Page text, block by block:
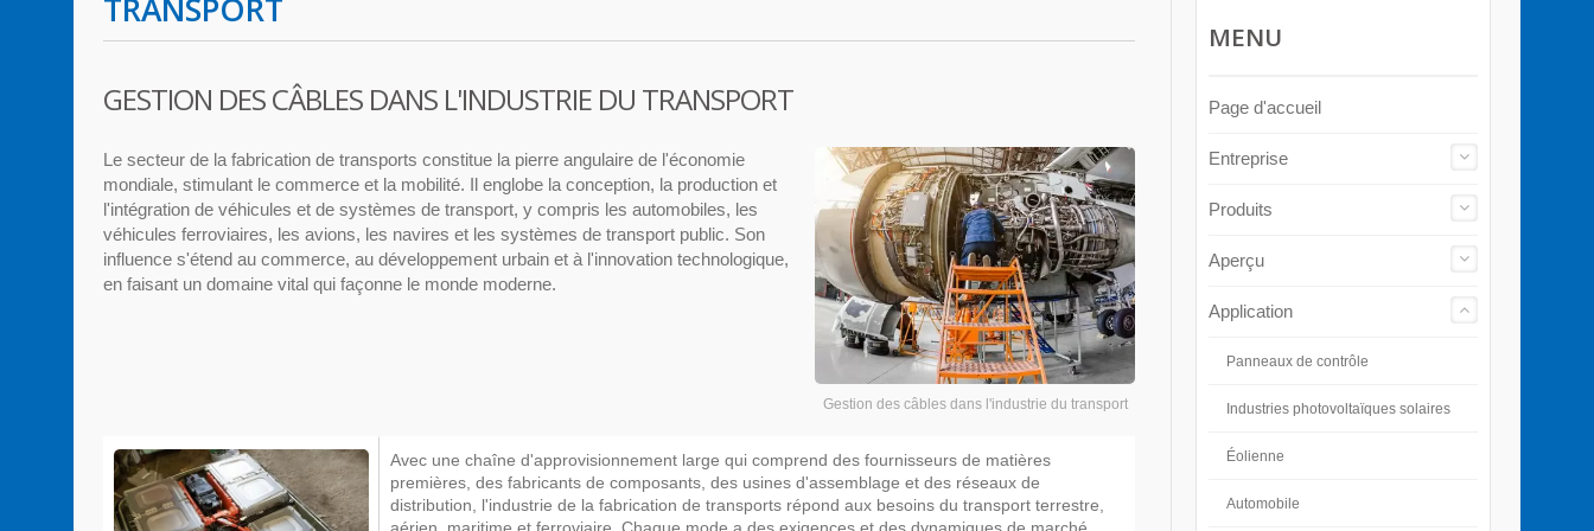
TRANSPORT
GESTION DES CÂBLES DANS L'INDUSTRIE DU TRANSPORT
Gestion des câbles dans l'industrie du transport
Le secteur de la fabrication de transports constitue la pierre angulaire de l'économie
mondiale, stimulant le commerce et la mobilité. Il englobe la conception, la production et
l'intégration de véhicules et de systèmes de transport, y compris les automobiles, les
véhicules ferroviaires, les avions, les navires et les systèmes de transport public. Son
influence s'étend au commerce, au développement urbain et à l'innovation technologique,
en faisant un domaine vital qui façonne le monde moderne.
Avec une chaîne d'approvisionnement large qui comprend des fournisseurs de matières
premières, des fabricants de composants, des usines d'assemblage et des réseaux de
distribution, l'industrie de la fabrication de transports répond aux besoins du transport terrestre,
MENU
Page d'accueil
Entreprise
Produits
Aperçu
Application
Panneaux de contrôle
Industries photovoltaïques solaires
Éolienne
Automobile